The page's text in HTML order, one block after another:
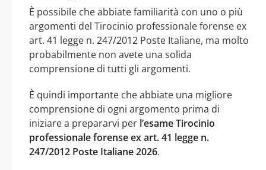
È possibile che abbiate familiarità con uno o più
argomenti del Tirocinio professionale forense ex
art. 41 legge n. 247/2012 Poste Italiane, ma molto
probabilmente non avete una solida
comprensione di tutti gli argomenti.
È quindi importante che abbiate una migliore
comprensione di ogni argomento prima di
iniziare a prepararvi per l’esame Tirocinio
professionale forense ex art. 41 legge n.
247/2012 Poste Italiane 2026.